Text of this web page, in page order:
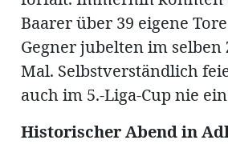
Baarer über 39 eigene
Gegner jubelten im selben
Mal. Selbstverständlich
auch im 5.-Liga-Cup nie
Historischer Abend in